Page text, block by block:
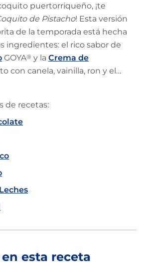
puertorriqueño, ¡te
de Pistacho! Esta versión
de la temporada está hecha
ingredientes: el rico sabor de
GOYA® y la Crema de
con canela, vainilla, ron y el
de su dulzura y
en estas fiestas.
de recetas:
esta receta